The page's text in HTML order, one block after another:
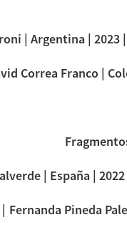
| Argentina | 2023
Correa Franco |
| España |
Fernanda Pineda